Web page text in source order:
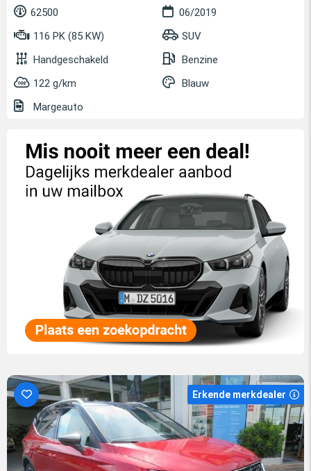
62500
06/2019
116 PK (85 KW)
SUV
Handgeschakeld
Benzine
122 g/km
Blauw
Margeauto
Erkende merkdealer